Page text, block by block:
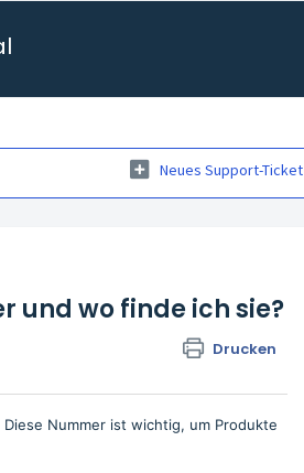
Neues Support-Ticket
und wo finde ich sie?
Drucken
Diese Nummer ist wichtig, um Produkte